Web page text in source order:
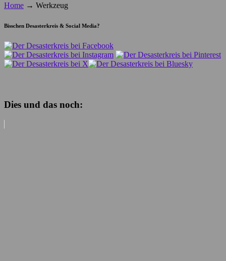
Home → Werkzeug
Bisschen Desasterkreis & Social Media?
Dies und das noch: